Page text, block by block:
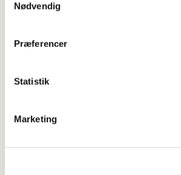
Nødvendig
Præferencer
Statistik
Marketing
Adfærd
Hvorfor graver hunden i kurven?